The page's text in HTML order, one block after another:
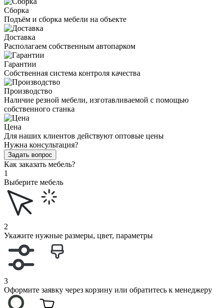
Сборка
Подъём и сборка мебели на объекте
Доставка
Располагаем собственным автопарком
Гарантии
Собственная система контроля качества
Производство
Наличие резной мебели, изготавливаемой с помощью
собственного станка
Цена
Для наших клиентов действуют оптовые цены
Нужна консультация?
Задать вопрос
Как заказать мебель?
1
Выберите мебель
2
Укажите нужные размеры, цвет, параметры
3
Оформите заявку через корзину или обратитесь к менеджеру